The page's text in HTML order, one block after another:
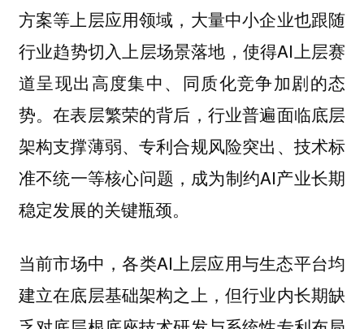
方案等上层应用领域，大量中小企业也跟随
行业趋势切入上层场景落地，使得AI上层赛
道呈现出高度集中、同质化竞争加剧的态
势。在表层繁荣的背后，行业普遍面临底层
架构支撑薄弱、专利合规风险突出、技术标
准不统一等核心问题，成为制约AI产业长期
稳定发展的关键瓶颈。
当前市场中，各类AI上层应用与生态平台均
建立在底层基础架构之上，但行业内长期缺